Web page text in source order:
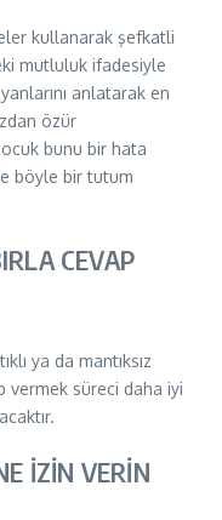
kullanarak şefkatli
mutluluk ifadesiyle
anlatarak en
özür
bunu bir hata
böyle bir tutum
CEVAP
ya da mantıksız
vermek süreci daha iyi
İZİN VERİN